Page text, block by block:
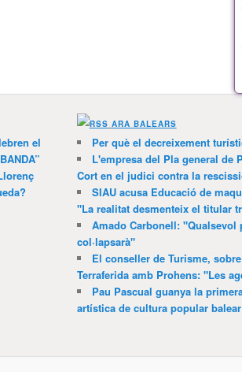
el
ARA BALEARS
Per què el decreixement
L'empresa del Pla general de
Cort en el judici contra la
SIAU acusa Educació de
"La realitat desmenteix el titular
Amado Carbonell: "Qualsevol
col·lapsarà"
El conseller de Turisme,
Terraferida amb Prohens: "Les
Pau Pascual guanya la
artística de cultura popular balear